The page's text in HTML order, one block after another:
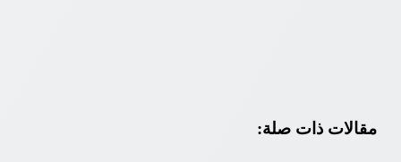
مقالات ذات صلة: